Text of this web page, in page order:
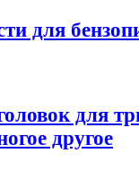
для
для
другое